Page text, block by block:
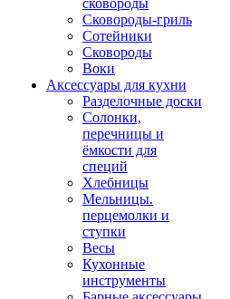
сковороды
Сковороды-гриль
Сотейники
Сковороды
Воки
Аксессуары для кухни
Разделочные доски
Солонки,
перечницы и
ёмкости для
специй
Хлебницы
Мельницы.
перцемолки и
ступки
Весы
Кухонные
инструменты